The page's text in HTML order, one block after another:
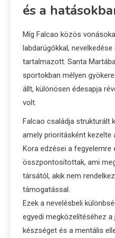
és a
Míg Falcao közös
labdarúgókkal,
tartalmazott. Santa
sportokban mélyen
állt, különösen édesapja
volt.
Falcao családja strukturált
amely prioritásként
Kora edzései a fegyelemre
összpontosítottak, ami
társától, akik nem
támogatással.
Ezek a nevelésbeli
egyedi megközelítéséhez
készséget és a mentális